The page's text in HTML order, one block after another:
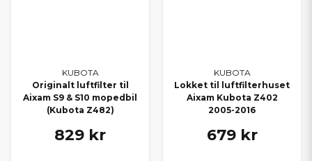
KUBOTA
Originalt luftfilter til
Aixam S9 & S10 mopedbil
(Kubota Z482)
829 kr
KUBOTA
Lokket til luftfilterhuset
Aixam Kubota Z402
2005-2016
679 kr